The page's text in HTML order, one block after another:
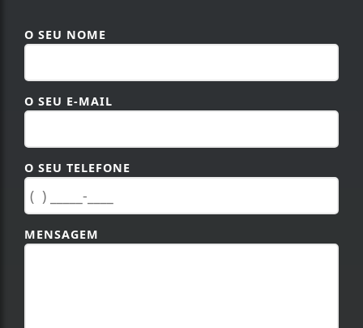
O SEU NOME
O SEU E-MAIL
O SEU TELEFONE
MENSAGEM